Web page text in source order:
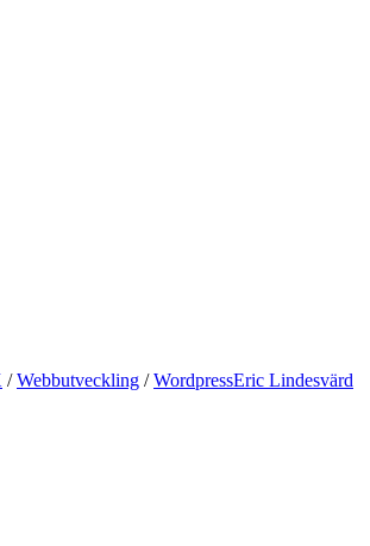
/Webbutveckling /WordpressEric Lindesvärd